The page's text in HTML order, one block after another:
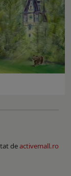
deactivemall.ro